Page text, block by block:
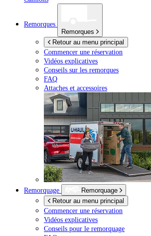
Remorques
Remorques
Retour au menu principal
Commencer une réservation
Vidéos explicatives
Conseils sur les remorques
FAQ
Attaches et accessoires
Remorquage
Remorquage
Retour au menu principal
Commencer une réservation
Vidéos explicatives
Conseils pour le remorquage